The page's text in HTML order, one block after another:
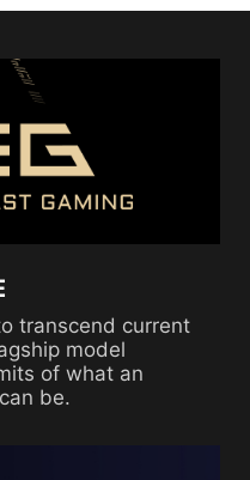
transcend current
model
of what an
be.